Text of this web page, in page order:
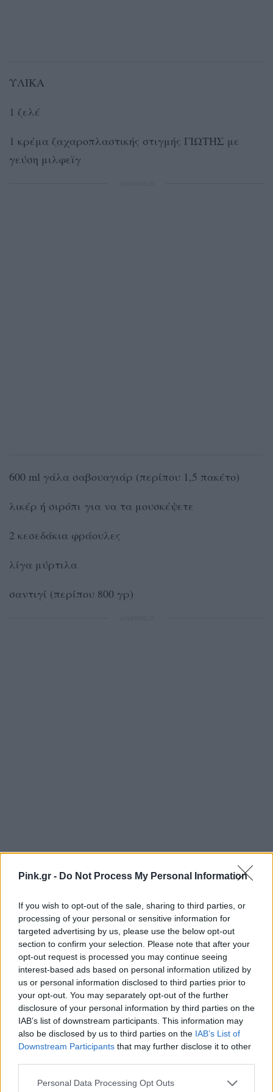
Pink.gr - Do Not Process My Personal Information
If you wish to opt-out of the sale, sharing to third parties, or
processing of your personal or sensitive information for
targeted advertising by us, please use the below opt-out
section to confirm your selection. Please note that after your
opt-out request is processed you may continue seeing
interest-based ads based on personal information utilized by
us or personal information disclosed to third parties prior to
your opt-out. You may separately opt-out of the further
disclosure of your personal information by third parties on the
IAB’s list of downstream participants. This information may
also be disclosed by us to third parties on the IAB’s List of
Downstream Participants that may further disclose it to other
Personal Data Processing Opt Outs
ΥΛΙΚΑ
1 ζελέ
1 κρέμα ζαχαροπλαστικής στιγμής ΓΙΩΤΗΣ με
γεύση μιλφεϊγ
600 ml γάλα σαβουαγιάρ (περίπου 1,5 πακέτο)
λικέρ ή σιρόπι για να τα μουσκέψετε
2 κεσεδάκια φράουλες
λίγα μύρτιλα
σαντιγί (περίπου 800 γρ)
Ακολουθήστε το Pink.gr στοGoogle Newsκαι
μάθετε πρώτοιτα πιο hot νέα.
Ακολουθήστε το Pink.gr και στοInstagram
ΔΙΑΦΗΜΙΣΗ